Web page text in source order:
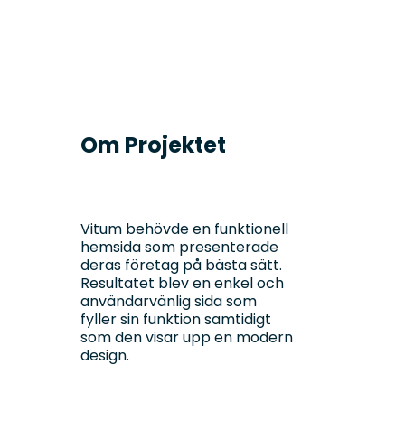
Om Projektet
Vitum behövde en funktionell
hemsida som presenterade
deras företag på bästa sätt.
Resultatet blev en enkel och
användarvänlig sida som
fyller sin funktion samtidigt
som den visar upp en modern
design.